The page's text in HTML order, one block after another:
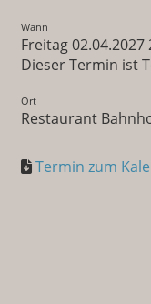
Wann
Freitag 02.04.2027
Dieser Termin ist
Ort
Restaurant
Termin zum